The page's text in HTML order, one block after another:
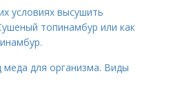
условиях высушить
топинамбур или как
меда для организма. Виды